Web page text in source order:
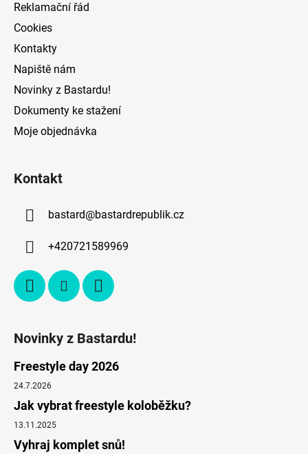
Reklamační řád
Cookies
Kontakty
Napiště nám
Novinky z Bastardu!
Dokumenty ke stažení
Moje objednávka
Kontakt
bastard@bastardrepublik.cz
+420721589969
Novinky z Bastardu!
Freestyle day 2026
24.7.2026
Jak vybrat freestyle koloběžku?
13.11.2025
Vyhraj komplet snů!